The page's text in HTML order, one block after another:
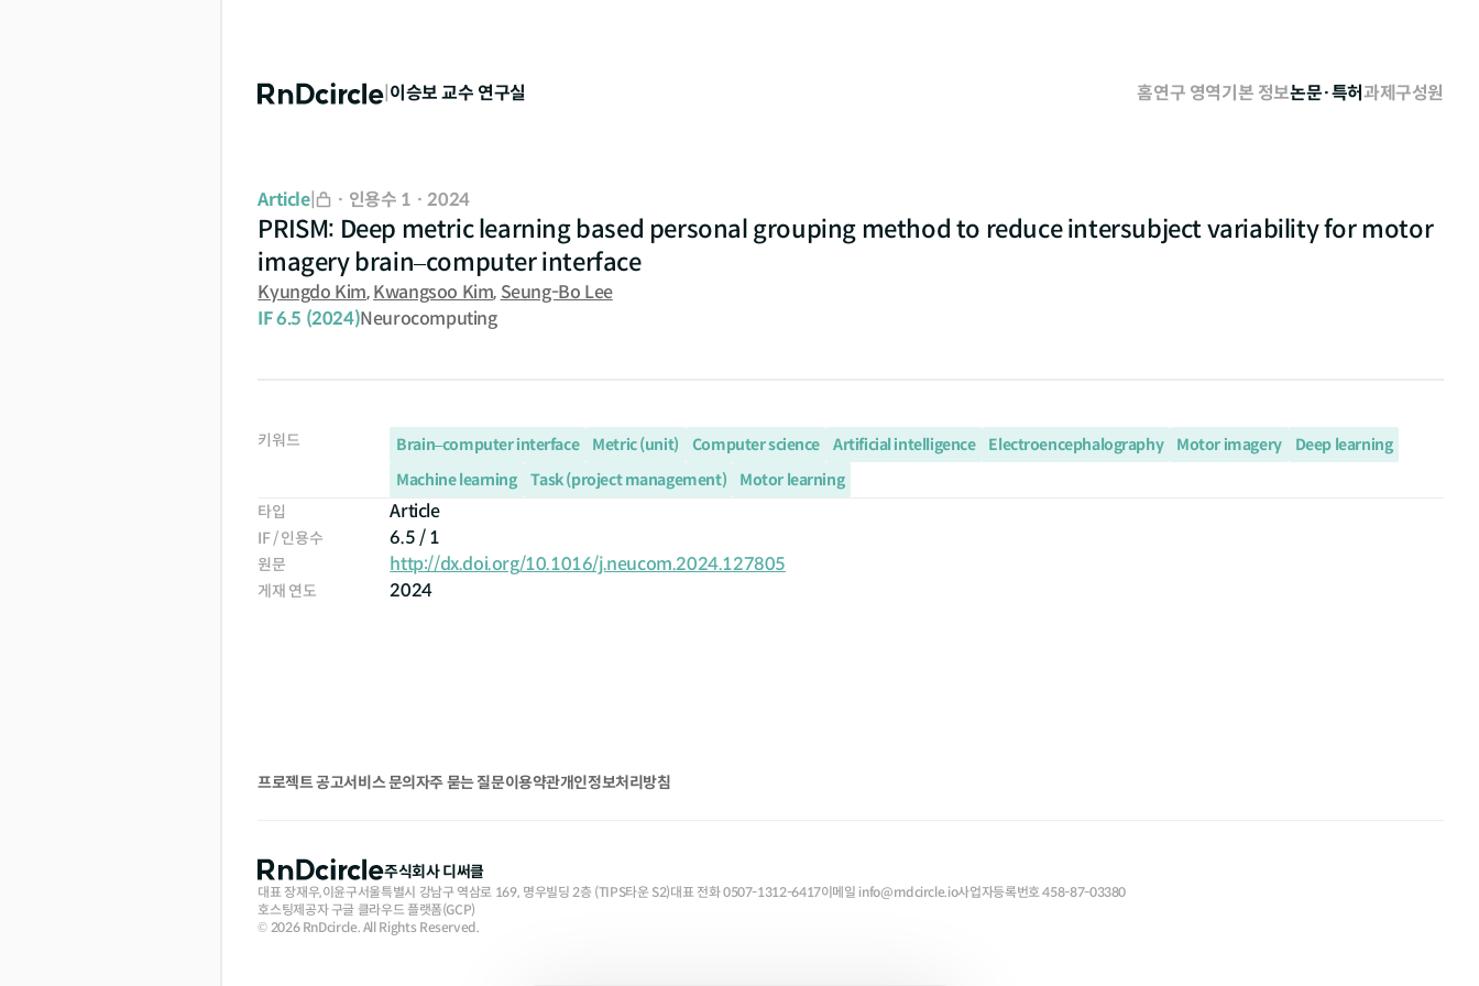
이승보교수 연구실 홈연구 영역기본 정보논문·특허과제구성원
Article| · 인용수 1 · 2024
PRISM: Deep metric learning based personal grouping method to reduce intersubject variability for motor
imagery brain–computer interface
Kyungdo Kim,Kwangsoo Kim, Seung-Bo Lee
IF6.5 (2024)Neurocomputing
키워드 Brain–computer interface Metric (unit) Computer science Artificial intelligence Electroencephalography Motor imagery
Deep learning
Machine learning
Task (project management)
Motor learning
타입
Article
IF / 인용수 6.5 / 1
원문 http://dx.doi.org/10.1016/j.neucom.2024.127805
게재 연도 2024
프로젝트 공고서비스 문의자주 묻는 질문이용약관개인정보처리방침
주식회사 디써클
대표 장재우,이윤구서울특별시 강남구 역삼로 169, 명우빌딩 2층 (TIPS타운 S2)대표 전화 0507-1312-6417이메일 info@rndcircle.io사업자등록번호 458-87-03380
호스팅제공자 구글 클라우드 플랫폼(GCP)
© 2026RnDcircle. All Rights Reserved.